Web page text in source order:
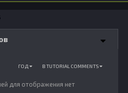
В TUTORIAL COMMENTS
ГОД
для отображения нет